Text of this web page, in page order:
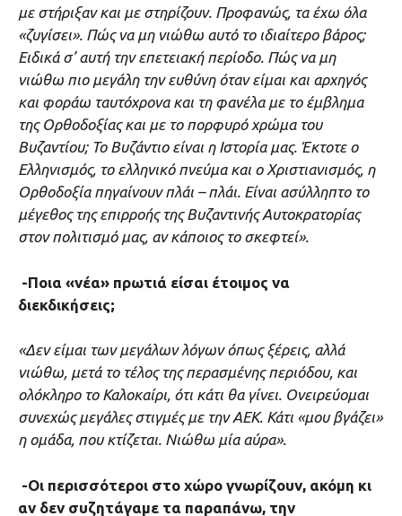
με στήριξαν και με στηρίζουν. Προφανώς, τα έχω όλα
«ζυγίσει». Πώς να μη νιώθω αυτό το ιδιαίτερο βάρος;
Ειδικά σ’ αυτή την επετειακή περίοδο. Πώς να μη
νιώθω πιο μεγάλη την ευθύνη όταν είμαι και αρχηγός
και φοράω ταυτόχρονα και τη φανέλα με το έμβλημα
της Ορθοδοξίας και με το πορφυρό χρώμα του
Βυζαντίου; Το Βυζάντιο είναι η Ιστορία μας. Έκτοτε ο
Ελληνισμός, το ελληνικό πνεύμα και ο Χριστιανισμός, η
Ορθοδοξία πηγαίνουν πλάι – πλάι. Είναι ασύλληπτο το
μέγεθος της επιρροής της Βυζαντινής Αυτοκρατορίας
στον πολιτισμό μας, αν κάποιος το σκεφτεί».
-Ποια «νέα» πρωτιά είσαι έτοιμος να
διεκδικήσεις;
«Δεν είμαι των μεγάλων λόγων όπως ξέρεις, αλλά
νιώθω, μετά το τέλος της περασμένης περιόδου, και
ολόκληρο το Καλοκαίρι, ότι κάτι θα γίνει. Ονειρεύομαι
συνεχώς μεγάλες στιγμές με την ΑΕΚ. Κάτι «μου βγάζει»
η ομάδα, που κτίζεται. Νιώθω μία αύρα».
-Οι περισσότεροι στο χώρο γνωρίζουν, ακόμη κι
αν δεν συζητάγαμε τα παραπάνω, την